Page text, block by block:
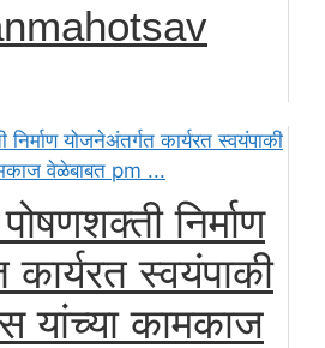
निर्माण
स्वयंपाकी
यांच्या कामकाज